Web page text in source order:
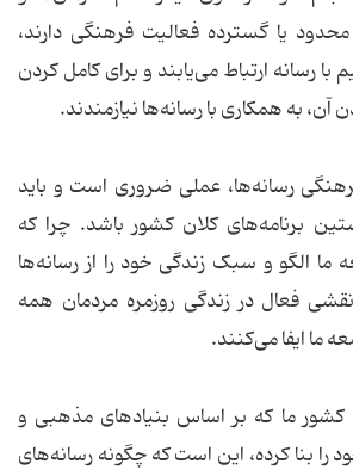
یا گسترده فعالیت فرهنگی دارند،
رسانه ارتباط می‌یابند و برای کامل کردن
آن، به همکاری با رسانه‌ها نیازمندند.
رسانه‌ها، عملی ضروری است و باید
برنامه‌های کلان کشور باشد. چرا که
ما الگو و سبک زندگی خود را از رسانه‌ها
فعال در زندگی روزمره مردمان همه
ما ایفا می‌کنند.
کشور ما که بر اساس بنیادهای مذهبی و
را بنا کرده، این است که چگونه رسانه‌های